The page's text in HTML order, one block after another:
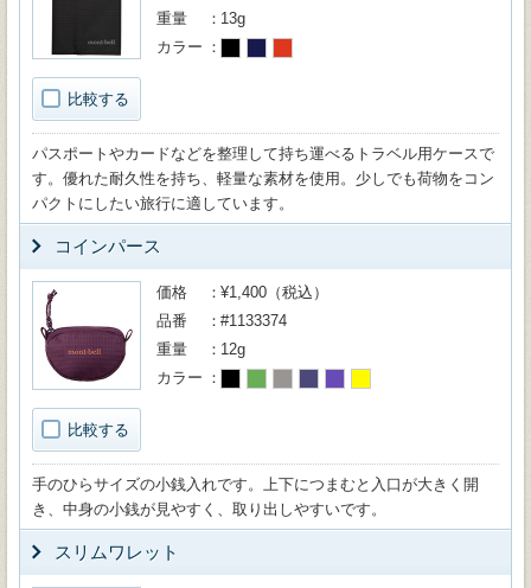
比較する
重量
13g
カラー
パスポートやカードなどを整理して持ち運べるトラベル用ケースで
す。優れた耐久性を持ち、軽量な素材を使用。少しでも荷物をコン
パクトにしたい旅行に適しています。
コインパース
比較する
価格
¥1,400（税込）
品番
#1133374
重量
12g
カラー
手のひらサイズの小銭入れです。上下につまむと入口が大きく開
き、中身の小銭が見やすく、取り出しやすいです。
スリムワレット